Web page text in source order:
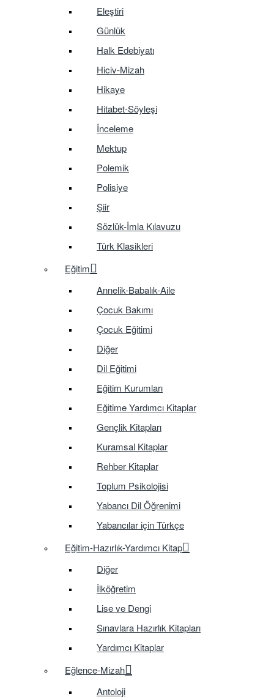
Eleştiri
Günlük
Halk Edebiyatı
Hiciv-Mizah
Hikaye
Hitabet-Söyleşi
İnceleme
Mektup
Polemik
Polisiye
Şiir
Sözlük-İmla Kılavuzu
Türk Klasikleri
Eğitim
Annelik-Babalık-Aile
Çocuk Bakımı
Çocuk Eğitimi
Diğer
Dil Eğitimi
Eğitim Kurumları
Eğitime Yardımcı Kitaplar
Gençlik Kitapları
Kuramsal Kitaplar
Rehber Kitaplar
Toplum Psikolojisi
Yabancı Dil Öğrenimi
Yabancılar için Türkçe
Eğitim-Hazırlık-Yardımcı Kitap
Diğer
İlköğretim
Lise ve Dengi
Sınavlara Hazırlık Kitapları
Yardımcı Kitaplar
Eğlence-Mizah
Antoloji